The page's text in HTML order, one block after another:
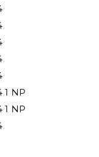
1 NP
1 NP